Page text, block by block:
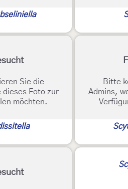
Sie die
dieses Foto zur
möchten.
Bitte
Admins,